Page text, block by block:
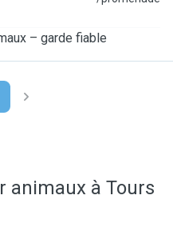
– garde fiable
animaux à Tours